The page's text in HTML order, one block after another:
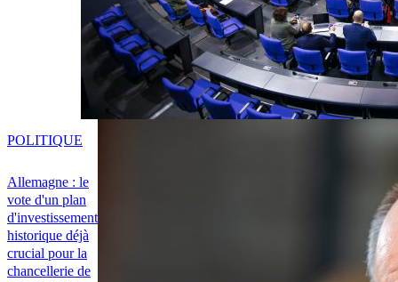
Allemagne : le
vote d'un plan
d'investissement
historique déjà
crucial pour la
chancellerie de
POLITIQUE